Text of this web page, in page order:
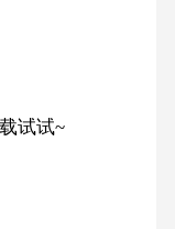
试试~